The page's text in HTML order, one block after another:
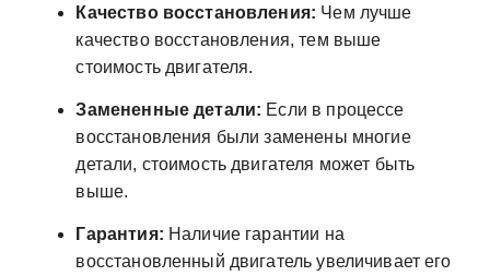
Качество восстановления: Чем лучше
качество восстановления, тем выше
стоимость двигателя.
Замененные детали: Если в процессе
восстановления были заменены многие
детали, стоимость двигателя может быть
выше.
Гарантия: Наличие гарантии на
восстановленный двигатель увеличивает его